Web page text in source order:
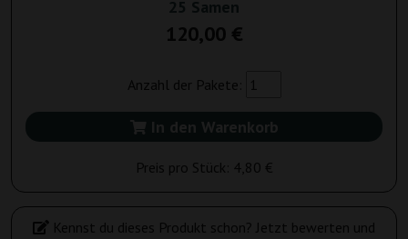
25 Samen
120,00 €
Anzahl der Pakete:
In den Warenkorb
Preis pro Stück: 4,80 €
Kennst du dieses Produkt schon? Jetzt bewerten und